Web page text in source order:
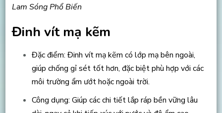
Lam Sóng Phổ Biến
Đinh vít mạ kẽm
Đặc điểm: Đinh vít mạ kẽm có lớp mạ bên ngoài,
giúp chống gỉ sét tốt hơn, đặc biệt phù hợp với các
môi trường ẩm ướt hoặc ngoài trời.
Công dụng: Giúp các chi tiết lắp ráp bền vững lâu